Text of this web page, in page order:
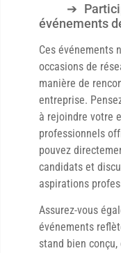
événements
Ces événements
occasions de
manière de
entreprise.
à rejoindre votre
professionnels
pouvez
candidats et
aspirations
Assurez-vous
événements
stand bien